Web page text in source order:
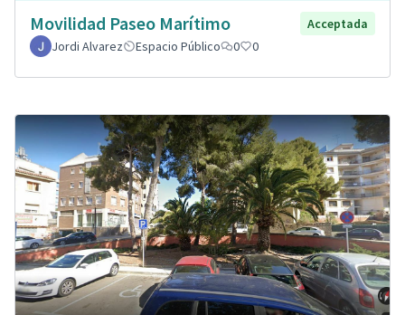
Movilidad Paseo Marítimo
Acceptada
Jordi Alvarez
Espacio Público 0 0